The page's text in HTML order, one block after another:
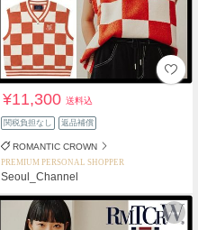
¥11,300送料込
関税負担なし 返品補償
ROMANTIC CROWN
PREMIUM PERSONAL SHOPPER
Seoul_Channel